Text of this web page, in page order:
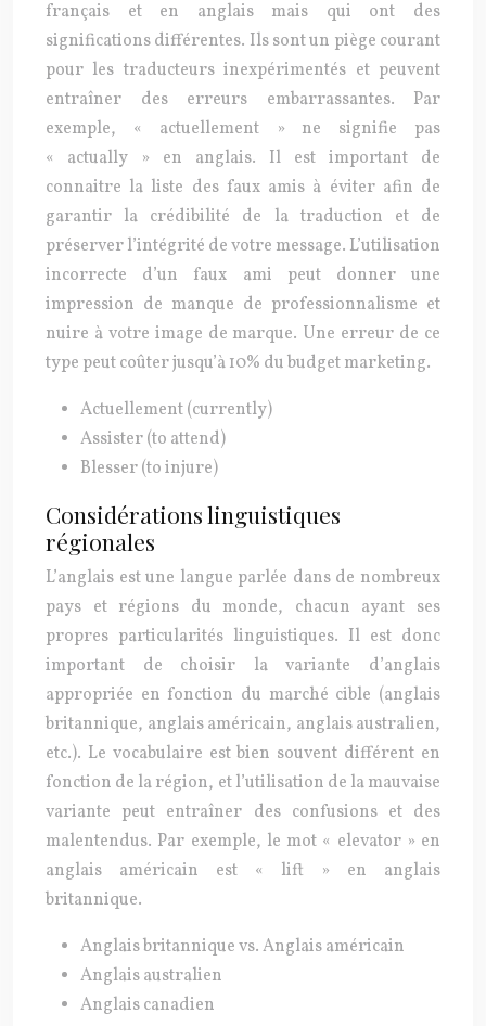
français et en anglais mais qui ont des
significations différentes. Ils sont un piège courant
pour les traducteurs inexpérimentés et peuvent
entraîner des erreurs embarrassantes. Par
exemple, « actuellement » ne signifie pas
« actually » en anglais. Il est important de
connaitre la liste des faux amis à éviter afin de
garantir la crédibilité de la traduction et de
préserver l’intégrité de votre message. L’utilisation
incorrecte d’un faux ami peut donner une
impression de manque de professionnalisme et
nuire à votre image de marque. Une erreur de ce
type peut coûter jusqu’à 10% du budget marketing.
Actuellement (currently)
Assister (to attend)
Blesser (to injure)
Considérations linguistiques
régionales
L’anglais est une langue parlée dans de nombreux
pays et régions du monde, chacun ayant ses
propres particularités linguistiques. Il est donc
important de choisir la variante d’anglais
appropriée en fonction du marché cible (anglais
britannique, anglais américain, anglais australien,
etc.). Le vocabulaire est bien souvent différent en
fonction de la région, et l’utilisation de la mauvaise
variante peut entraîner des confusions et des
malentendus. Par exemple, le mot « elevator » en
anglais américain est « lift » en anglais
britannique.
Anglais britannique vs. Anglais américain
Anglais australien
Anglais canadien